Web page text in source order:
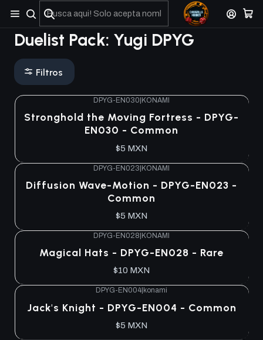
No olviden reportar sus depositos y transferencias por Whatsapp
Duelist Pack: Yugi DPYG
Filtros
DPYG-EN030 KONAMI
Stronghold the Moving Fortress - DPYG-
EN030 - Common
$5 MXN
DPYG-EN023|KONAMI
Diffusion Wave-Motion - DPYG-EN023 -
Common
$5 MXN
DPYG-EN028 KONAMI
Magical Hats - DPYG-EN028 - Rare
$10 MXN
DPYG-EN004 konami
Jack's Knight - DPYG-EN004 - Common
$5 MXN